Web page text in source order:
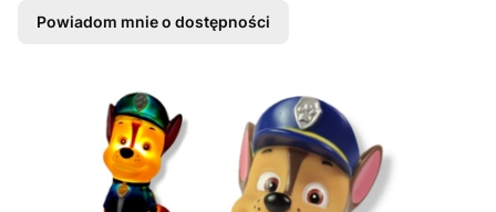
Powiadom mnie o dostępności